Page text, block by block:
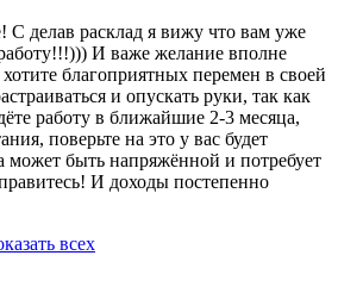
С делав расклад я вижу что вам уже
И важе желание вполне
благоприятных перемен в своей
и опускать руки, так как
работу в ближайшие 2-3 месяца,
поверьте на это у вас будет
может быть напряжённой и потребует
И доходы постепенно
всех